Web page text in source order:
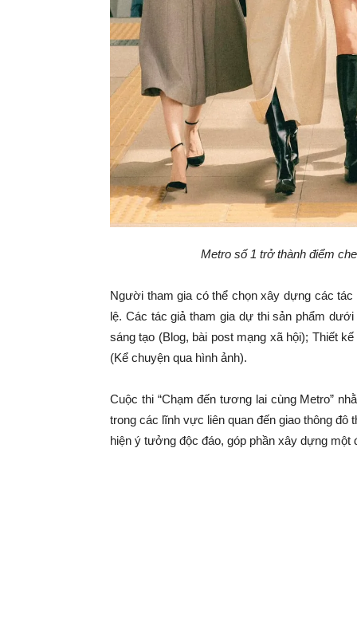
Metro số 1 trở thành điểm
Người tham gia có thể chọn xây dựng các
lệ. Các tác giả tham gia dự thi sản phẩm
sáng tạo (Blog, bài post mạng xã hội); Thiết
(Kể chuyện qua hình ảnh).
Cuộc thi “Chạm đến tương lai cùng Metro”
trong các lĩnh vực liên quan đến giao thông
hiện ý tưởng độc đáo, góp phần xây dựng một